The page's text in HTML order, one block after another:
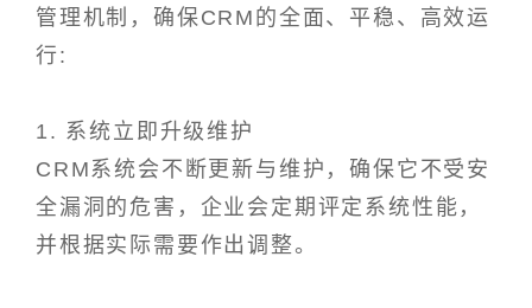
管理机制，确保CRM的全面、平稳、高效运
行:
1. 系统立即升级维护
CRM系统会不断更新与维护，确保它不受安
全漏洞的危害，企业会定期评定系统性能，
并根据实际需要作出调整。